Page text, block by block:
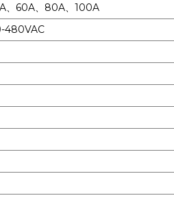
、60A、80A、100A
480VAC